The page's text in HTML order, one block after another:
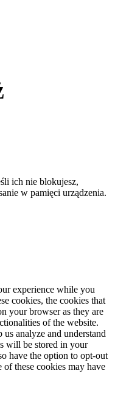
ich nie blokujesz,
w pamięci urządzenia.
experience while you
cookies, the cookies that
your browser as they are
of the website.
analyze and understand
will be stored in your
have the option to opt-out
these cookies may have